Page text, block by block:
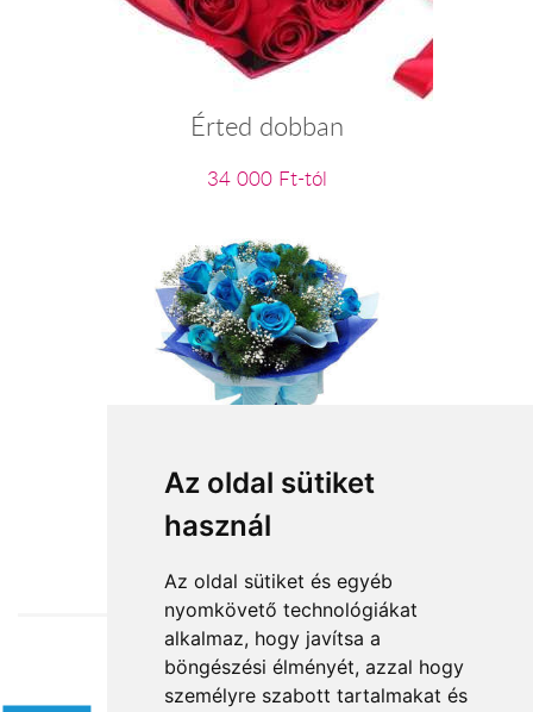
Az oldal sütiket
használ
Az oldal sütiket és egyéb
nyomkövető technológiákat
alkalmaz, hogy javítsa a
böngészési élményét, azzal hogy
személyre szabott tartalmakat és
Érted dobban
34 000 Ft-tól
Kék ég
32 000 Ft-tól
Elfogadott fizetési módok